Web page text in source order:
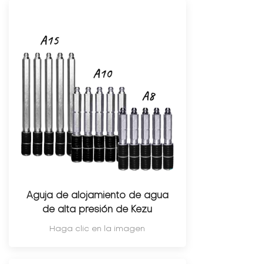
Aguja de alojamiento de agua
de alta presión de Kezu
Haga clic en la imagen